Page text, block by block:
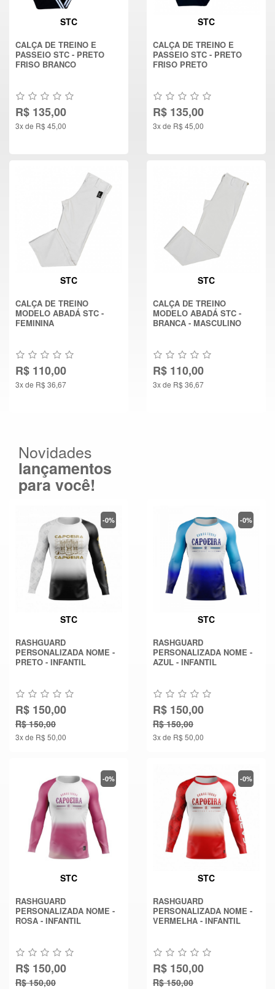
STC
CALÇA DE TREINO E
PASSEIO STC - PRETO
FRISO BRANCO
R$ 135,00
3x de R$ 45,00
STC
CALÇA DE TREINO E
PASSEIO STC - PRETO
FRISO PRETO
R$ 135,00
3x de R$ 45,00
STC
CALÇA DE TREINO
MODELO ABADÁ STC -
FEMININA
R$ 110,00
3x de R$ 36,67
STC
CALÇA DE TREINO
MODELO ABADÁ STC -
BRANCA - MASCULINO
R$ 110,00
3x de R$ 36,67
Novidades
lançamentos
para você!
STC
RASHGUARD
PERSONALIZADA NOME -
PRETO - INFANTIL
-0%
R$ 150,00
R$ 150,00
3x de R$ 50,00
STC
RASHGUARD
PERSONALIZADA NOME -
AZUL - INFANTIL
-0%
R$ 150,00
R$ 150,00
3x de R$ 50,00
STC
RASHGUARD
PERSONALIZADA NOME -
ROSA - INFANTIL
-0%
R$ 150,00
R$ 150,00
STC
RASHGUARD
PERSONALIZADA NOME -
VERMELHA - INFANTIL
-0%
R$ 150,00
R$ 150,00